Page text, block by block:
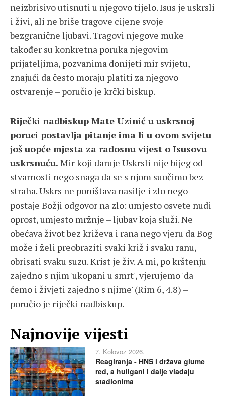
neizbrisivo utisnuti u njegovo tijelo. Isus je uskrsli
i živi, ​​ali ne briše tragove cijene svoje
bezgranične ljubavi. Tragovi njegove muke
također su konkretna poruka njegovim
prijateljima, pozvanima donijeti mir svijetu,
znajući da često moraju platiti za njegovo
ostvarenje – poručio je krčki biskup.
Riječki nadbiskup Mate Uzinić u uskrsnoj
poruci postavlja pitanje ima li u ovom svijetu
još uopće mjesta za radosnu vijest o Isusovu
uskrsnuću. Mir koji daruje Uskrsli nije bijeg od
stvarnosti nego snaga da se s njom suočimo bez
straha. Uskrs ne poništava nasilje i zlo nego
postaje Božji odgovor na zlo: umjesto osvete nudi
oprost, umjesto mržnje – ljubav koja služi. Ne
obećava život bez križeva i rana nego vjeru da Bog
može i želi preobraziti svaki križ i svaku ranu,
obrisati svaku suzu. Krist je živ. A mi, po krštenju
zajedno s njim 'ukopani u smrt', vjerujemo 'da
ćemo i živjeti zajedno s njime' (Rim 6, 4.8) –
poručio je riječki nadbiskup.
Najnovije vijesti
7. Kolovoz 2026.
Reagiranja - HNS i država glume
red, a huligani i dalje vladaju
stadionima